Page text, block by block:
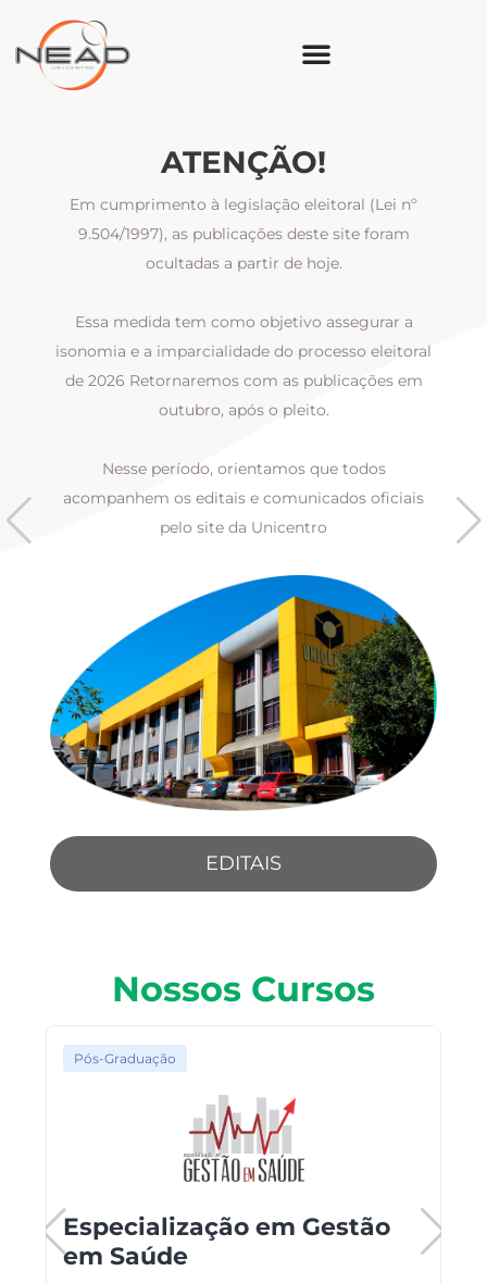
ATENÇÃO!
Em cumprimento à legislação eleitoral (Lei nº
9.504/1997), as publicações deste site foram
ocultadas a partir de hoje.
Essa medida tem como objetivo assegurar a
isonomia e a imparcialidade do processo eleitoral
de 2026 Retornaremos com as publicações em
outubro, após o pleito.
Nesse período, orientamos que todos
acompanhem os editais e comunicados oficiais
pelo site da Unicentro
EDITAIS
Nossos Cursos
Pós-Graduação
Especialização em Gestão
em Saúde